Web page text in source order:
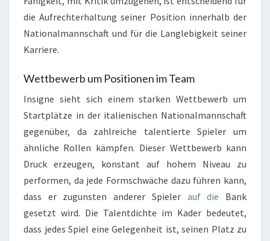
die Aufrechterhaltung seiner Position innerhalb der
Nationalmannschaft und für die Langlebigkeit seiner
Karriere.
Wettbewerb um Positionen im Team
Insigne sieht sich einem starken Wettbewerb um
Startplätze in der italienischen Nationalmannschaft
gegenüber, da zahlreiche talentierte Spieler um
ähnliche Rollen kämpfen. Dieser Wettbewerb kann
Druck erzeugen, konstant auf hohem Niveau zu
performen, da jede Formschwäche dazu führen kann,
dass er zugunsten anderer Spieler auf die Bank
gesetzt wird. Die Talentdichte im Kader bedeutet,
dass jedes Spiel eine Gelegenheit ist, seinen Platz zu